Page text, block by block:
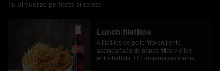
Tu almuerzo perfecto si existe
Lunch filetillos
4 filetillos de pollo frito crujiente
acompañado de papas fritas y elige
entre bebida  O 2 empanadas media